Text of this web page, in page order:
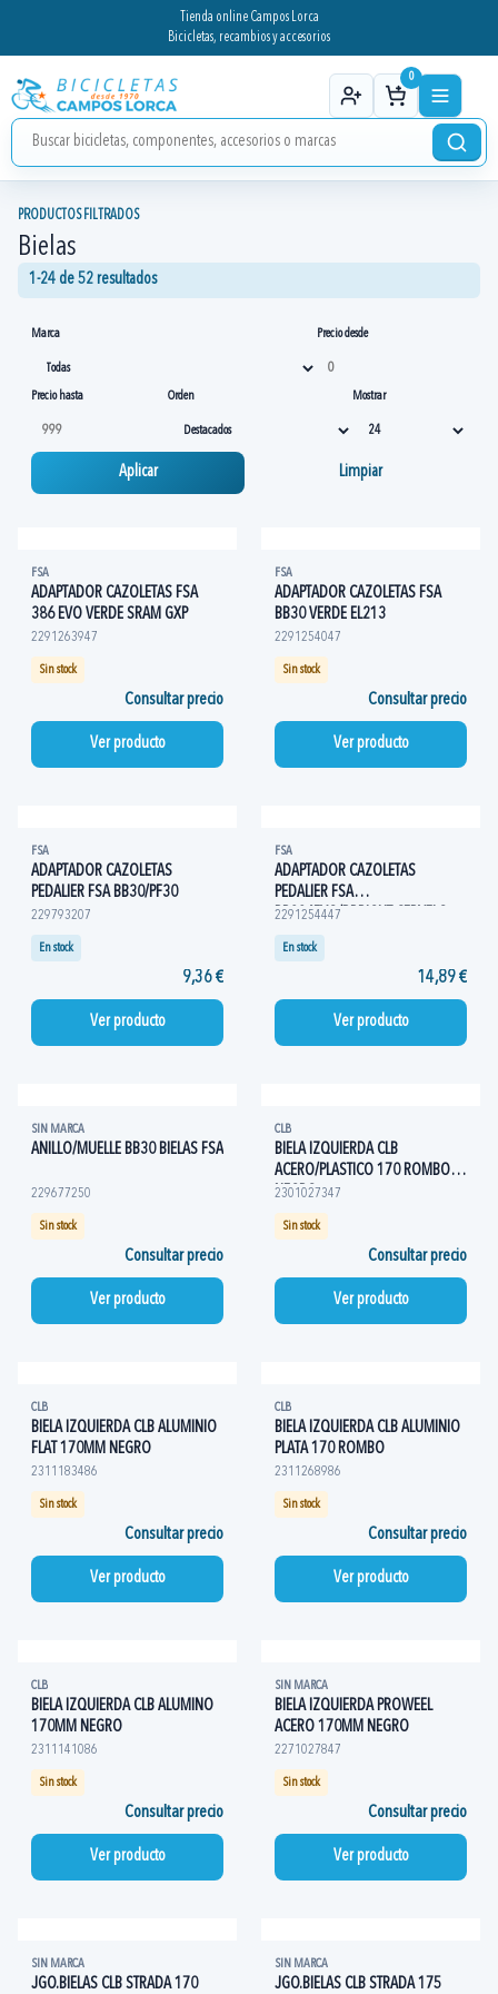
Tienda online Campos Lorca
Bicicletas, recambios y accesorios
0
PRODUCTOS FILTRADOS
Bielas
1-24 de 52 resultados
Marca Precio desde
Precio hasta Orden Mostrar
Aplicar Limpiar
FSA
ADAPTADOR CAZOLETAS FSA
386 EVO VERDE SRAM GXP
2291263947
Sin stock
Consultar precio
Ver producto
FSA
ADAPTADOR CAZOLETAS FSA
BB30 VERDE EL213
2291254047
Sin stock
Consultar precio
Ver producto
FSA
ADAPTADOR CAZOLETAS
PEDALIER FSA BB30/PF30
229793207
En stock
9,36 €
Ver producto
FSA
ADAPTADOR CAZOLETAS
PEDALIER FSA
BB386EVO/BBRIGHT CERVELO
EL225
2291254447
En stock
14,89 €
Ver producto
SIN MARCA
ANILLO/MUELLE BB30 BIELAS FSA
229677250
Sin stock
Consultar precio
Ver producto
CLB
BIELA IZQUIERDA CLB
ACERO/PLASTICO 170 ROMBO
NEGRO
2301027347
Sin stock
Consultar precio
Ver producto
CLB
BIELA IZQUIERDA CLB ALUMINIO
FLAT 170MM NEGRO
2311183486
Sin stock
Consultar precio
Ver producto
CLB
BIELA IZQUIERDA CLB ALUMINIO
PLATA 170 ROMBO
2311268986
Sin stock
Consultar precio
Ver producto
CLB
BIELA IZQUIERDA CLB ALUMINO
170MM NEGRO
2311141086
Sin stock
Consultar precio
Ver producto
SIN MARCA
BIELA IZQUIERDA PROWEEL
ACERO 170MM NEGRO
2271027847
Sin stock
Consultar precio
Ver producto
SIN MARCA
JGO.BIELAS CLB STRADA 170
SIN MARCA
JGO.BIELAS CLB STRADA 175